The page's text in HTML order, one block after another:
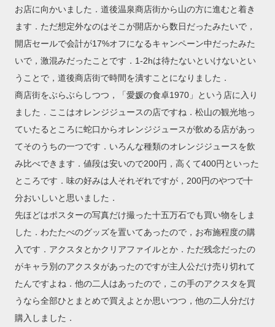
お店に向かいました．道後温泉商店街から山の方に進むと着き
ます．ただ想定外なのはそこが開店から数日だったみたいで，
開店セールで会計が17%オフになるキャンペーン中だったみた
いで，激混みだったことです．1-2hは待たないといけないとい
うことで，道後商店街で時間を潰すことになりました．
商店街をぶらぶらしつつ，「愛媛の食卓1970」という店に入り
ました．ここはオレンジジュースの店ですね．松山の観光地っ
ていたるところに蛇口からオレンジジュースが飲める店があっ
てそのうちの一つです．いろんな種類のオレンジジュースを飲
み比べできます．値段は安いので200円，高くて400円といった
ところです．味の好みは人それぞれですが，200円のやつで十
分おいしいと思いました．
先ほどはポスターの写真だけ撮った十五万石でも買い物をしま
した．わたたべのグッズを置いてあったので，お布施程度の購
入です．アクスタとかクリアファイルとか．ただ残念だったの
がキャラ別のアクスタがあったのですが主人公だけ売り切れて
たんですよね．他の二人はあったので，この手のアクスタを買
うなら全部ひとまとめで買えよとか思いつつ，他の二人分だけ
購入しました．